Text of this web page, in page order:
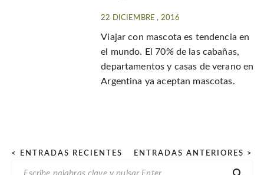
22 DICIEMBRE , 2016
Viajar con mascota es tendencia en
el mundo. El 70% de las cabañas,
departamentos y casas de verano en
Argentina ya aceptan mascotas.
P
< ENTRADAS RECIENTES ENTRADAS ANTERIORES >